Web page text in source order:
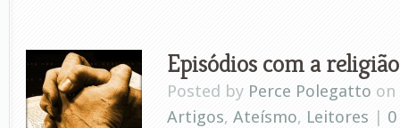
Episódios com a
Posted by Perce Polegatto on
Artigos, Ateísmo, Leitores |